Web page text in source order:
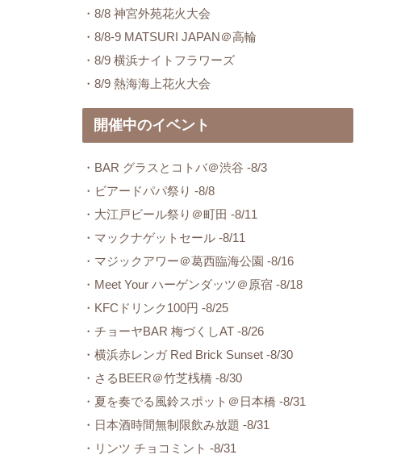
・8/8 神宮外苑花火大会
・8/8-9 MATSURI JAPAN＠高輪
・8/9 横浜ナイトフラワーズ
・8/9 熱海海上花火大会
開催中のイベント
・BAR グラスとコトバ＠渋谷 -8/3
・ビアードパパ祭り -8/8
・大江戸ビール祭り＠町田 -8/11
・マックナゲットセール -8/11
・マジックアワー＠葛西臨海公園 -8/16
・Meet Your ハーゲンダッツ＠原宿 -8/18
・KFCドリンク100円 -8/25
・チョーヤBAR 梅づくしAT -8/26
・横浜赤レンガ Red Brick Sunset -8/30
・さるBEER＠竹芝桟橋 -8/30
・夏を奏でる風鈴スポット＠日本橋 -8/31
・日本酒時間無制限飲み放題 -8/31
・リンツ チョコミント -8/31